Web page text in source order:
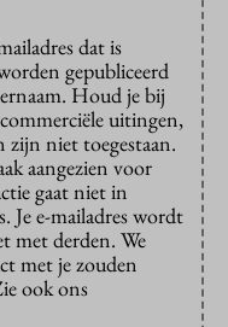
dat is
gepubliceerd
Houd je bij
uitingen,
zijn niet toegestaan.
aangezien voor
gaat niet in
Je e-mailadres wordt
met derden. We
met je zouden
ook ons